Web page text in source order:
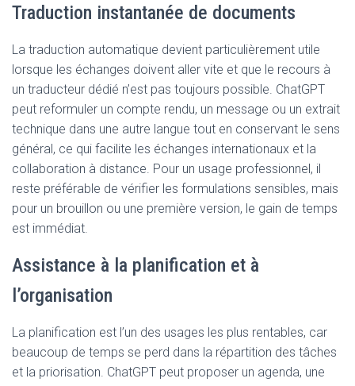
Traduction instantanée de documents
La traduction automatique devient particulièrement utile
lorsque les échanges doivent aller vite et que le recours à
un traducteur dédié n’est pas toujours possible. ChatGPT
peut reformuler un compte rendu, un message ou un extrait
technique dans une autre langue tout en conservant le sens
général, ce qui facilite les échanges internationaux et la
collaboration à distance. Pour un usage professionnel, il
reste préférable de vérifier les formulations sensibles, mais
pour un brouillon ou une première version, le gain de temps
est immédiat.
Assistance à la planification et à
l’organisation
La planification est l’un des usages les plus rentables, car
beaucoup de temps se perd dans la répartition des tâches
et la priorisation. ChatGPT peut proposer un agenda, une